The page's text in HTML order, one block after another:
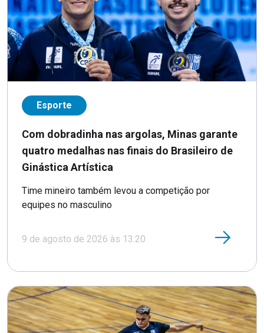
Esporte
Com dobradinha nas argolas, Minas garante
quatro medalhas nas finais do Brasileiro de
Ginástica Artística
Time mineiro também levou a competição por
equipes no masculino
9 de agosto de 2026 às 13:20